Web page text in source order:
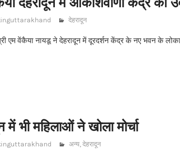
देहरादून
एम वेंकैया नायडू ने देहरादून में दूरदर्शन केंद्र के नए भवन के
में भी महिलाओं ने खोला मोर्चा
अन्य,देहरादून